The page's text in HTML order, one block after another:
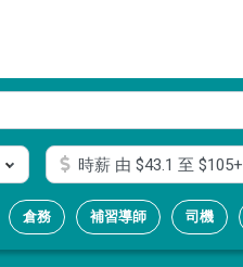
時薪由 $43.1 至 $105+
倉務 補習導師 司機